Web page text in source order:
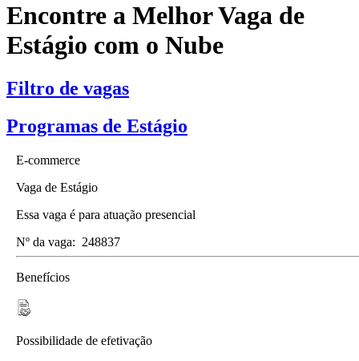
Encontre a Melhor Vaga de
Estágio com o Nube
Filtro de vagas
Programas de Estágio
E-commerce
Vaga de Estágio
Essa vaga é para atuação presencial
Nº da vaga: 248837
Benefícios
Possibilidade de efetivação